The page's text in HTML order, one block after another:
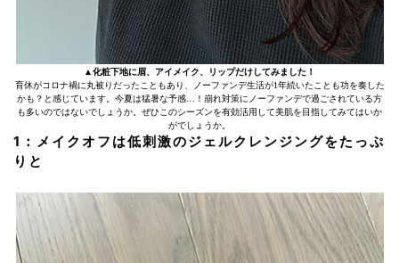
▲化粧下地に眉、アイメイク、リップだけしてみました！
育休がコロナ禍に丸被りだったこともあり、ノーファンデ生活が1年続いたことも功を奏した
かも？と感じています。今夏は猛暑な予感…！崩れ対策にノーファンデで過ごされている方
も多いのではないでしょうか。ぜひこのシーズンを有効活用して美肌を目指してみてはいか
がでしょうか。
1：メイクオフは低刺激のジェルクレンジングをたっぷ
りと